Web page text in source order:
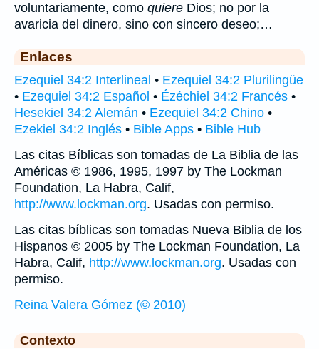
voluntariamente, como quiere Dios; no por la
avaricia del dinero, sino con sincero deseo;…
Enlaces
Ezequiel 34:2 Interlineal • Ezequiel 34:2 Plurilingüe
• Ezequiel 34:2 Español • Ézéchiel 34:2 Francés •
Hesekiel 34:2 Alemán • Ezequiel 34:2 Chino •
Ezekiel 34:2 Inglés • Bible Apps • Bible Hub
Las citas Bíblicas son tomadas de La Biblia de las
Américas © 1986, 1995, 1997 by The Lockman
Foundation, La Habra, Calif,
http://www.lockman.org. Usadas con permiso.
Las citas bíblicas son tomadas Nueva Biblia de los
Hispanos © 2005 by The Lockman Foundation, La
Habra, Calif, http://www.lockman.org. Usadas con
permiso.
Reina Valera Gómez (© 2010)
Contexto